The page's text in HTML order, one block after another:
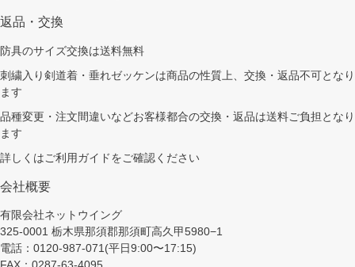
返品・交換
防具のサイズ交換は送料無料
刺繍入り剣道着・垂れゼッケンは商品の性質上、交換・返品不可となり
ます
品種変更・注文間違いなどお客様都合の交換・返品は送料ご負担となり
ます
詳しくはご利用ガイドをご確認ください
会社概要
有限会社ネットウイング
325-0001 栃木県那須郡那須町高久甲5980−1
電話：0120-987-071(平日9:00〜17:15)